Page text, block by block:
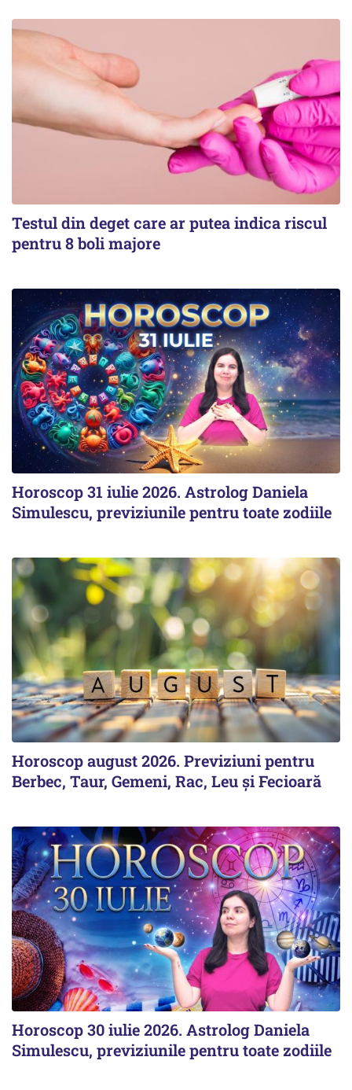
Testul din deget care ar putea indica riscul
pentru 8 boli majore
Horoscop 31 iulie 2026. Astrolog Daniela
Simulescu, previziunile pentru toate zodiile
Horoscop august 2026. Previziuni pentru
Berbec, Taur, Gemeni, Rac, Leu și Fecioară
Horoscop 30 iulie 2026. Astrolog Daniela
Simulescu, previziunile pentru toate zodiile